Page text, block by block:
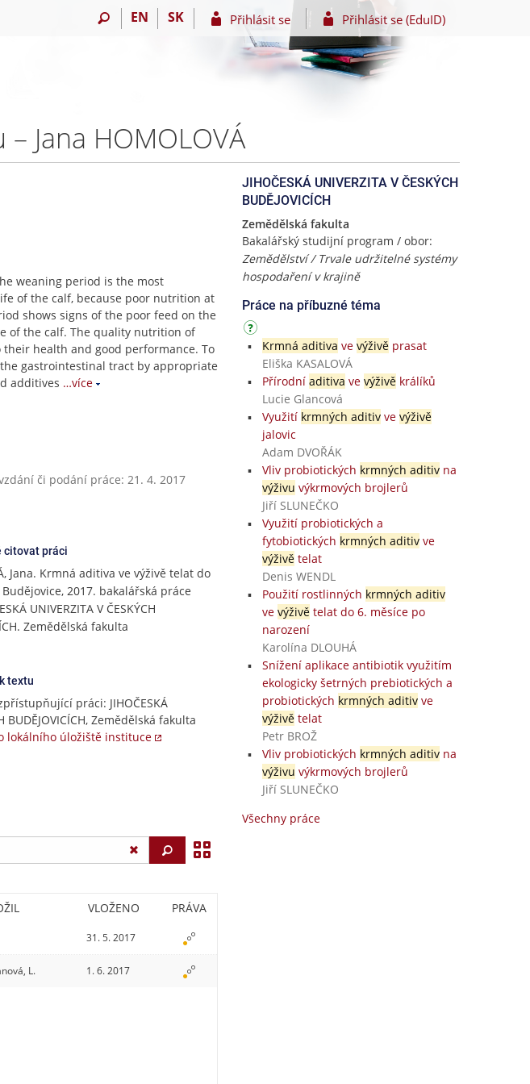
EN SK Přihlásit se Přihlásit se (EduID)
Jana HOMOLOVÁ
weaning period is the most
of the calf, because poor nutrition at
shows signs of the poor feed on the
of the calf. The quality nutrition of
health and good performance. To
gastrointestinal tract by appropriate
additives …více
či podání práce: 21. 4. 2017
citovat práci
Jana. Krmná aditiva ve výživě telat do
2017. bakalářská práce
UNIVERZITA V ČESKÝCH
Zemědělská fakulta
textu
práci: JIHOČESKÁ
BUDĚJOVICÍCH, Zemědělská fakulta
lokálního úložiště instituce
JIHOČESKÁ UNIVERZITA V ČESKÝCH
BUDĚJOVICÍCH
Zemědělská fakulta
Bakalářský studijní program / obor:
Zemědělství / Trvale udržitelné systémy
hospodaření v krajině
Práce na příbuzné téma
Krmná aditiva ve výživěprasat
Eliška KASALOVÁ
Přírodní aditiva ve výživěkrálíků
Lucie Glancová
Využití krmných aditivve výživě
jalovic
Adam DVOŘÁK
Vliv probiotických krmných aditivna
výživu výkrmových brojlerů
Jiří SLUNEČKO
Využití probiotických a
fytobiotických krmných aditivve
výživětelat
Denis WENDL
Použití rostlinných krmných aditiv
ve výživětelat do 6. měsíce po
narození
Karolína DLOUHÁ
Snížení aplikace antibiotik využitím
ekologicky šetrných prebiotických a
probiotických krmných aditivve
výživětelat
Petr BROŽ
Vliv probiotických krmných aditivna
výživu výkrmových brojlerů
Jiří SLUNEČKO
Všechny práce
Vyhledat
VLOŽENO PRÁVA
31. 5. 2017
L. 1. 6. 2017